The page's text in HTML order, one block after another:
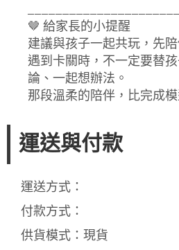
🤎 給家長的小提醒
建議與孩子一起共玩，先
遇到卡關時，不一定要替
論、一起想辦法。
那段溫柔的陪伴，比完成模
運送與付款
運送方式：
付款方式：
供貨模式：現貨